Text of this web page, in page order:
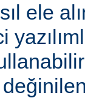
ele